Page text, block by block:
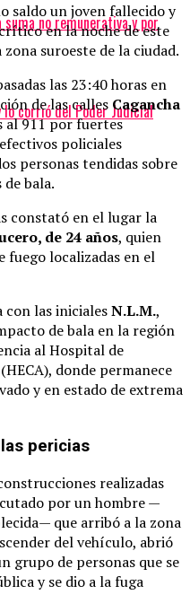
no remunerativa y por
corrió del Poder Judicial
saldo un joven fallecido y
en la noche de este
suroeste de la ciudad.
las 23:40 horas en
de las calles Cagancha
al 911 por fuertes
policiales
personas tendidas sobre
bala.
constató en el lugar la
de 24 años, quien
fuego localizadas en el
las inicialesN.L.M.,
de bala en la región
al Hospital de
donde permanece
y en estado de extrema
pericias
realizadas
por un hombre —
que arribó a la zona
del vehículo, abrió
grupo de personas que se
y se dio a la fuga